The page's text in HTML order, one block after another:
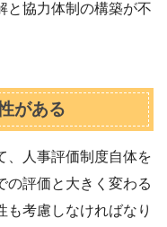
と協力体制の構築が不
がある
、人事評価制度自体を
の評価と大きく変わる
も考慮しなければなり